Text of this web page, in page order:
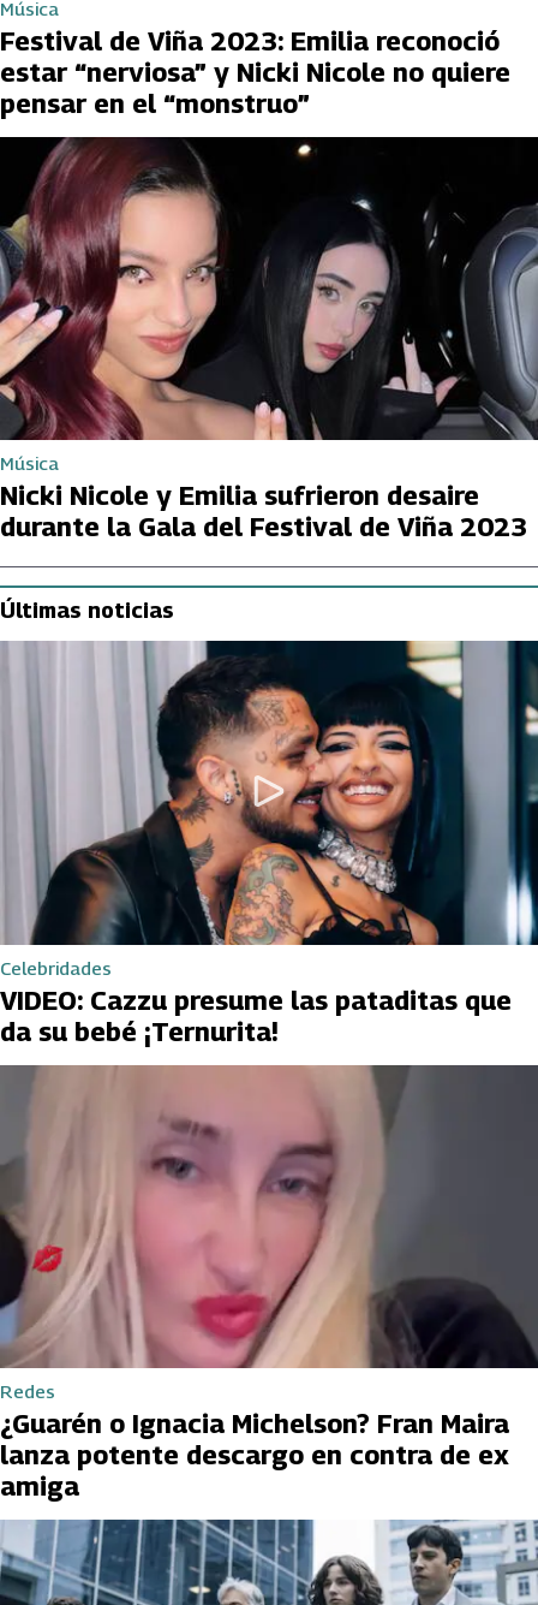
Música
Festival de Viña 2023: Emilia reconoció
estar “nerviosa” y Nicki Nicole no quiere
pensar en el “monstruo”
Música
Nicki Nicole y Emilia sufrieron desaire
durante la Gala del Festival de Viña 2023
Últimas noticias
Celebridades
VIDEO: Cazzu presume las pataditas que
da su bebé ¡Ternurita!
Redes
¿Guarén o Ignacia Michelson? Fran Maira
lanza potente descargo en contra de ex
amiga